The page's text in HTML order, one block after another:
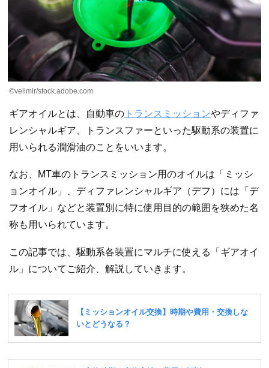
©velimir/stock.adobe.com
ギアオイルとは、自動車の トランスミッションやディファ
レンシャルギア、トランスファーといった駆動系の装置に
用いられる潤滑油のことをいいます。
なお、MT車のトランスミッション用のオイルは「ミッシ
ョンオイル」、ディファレンシャルギア（デフ）には「デ
フオイル」などと装置別に特に使用目的の範囲を狭めた名
称も用いられています。
この記事では、駆動系各装置にマルチに使える「ギアオイ
ル」についてご紹介、解説していきます。